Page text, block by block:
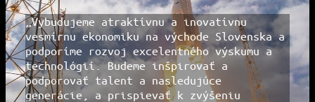
„Vybudujeme atraktívnu a inovatívnu
vesmírnu ekonomiku na východe Slovenska a
podporíme rozvoj excelentného výskumu a
technológií. Budeme inšpirovať a
podporovať talent a nasledujúce
generácie, a prispievať k zvýšeniu